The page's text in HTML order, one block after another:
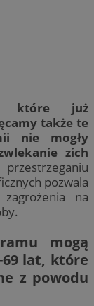
które już
także te
nie mogły
zich
pozwala
na
mogą
69 lat, które
z powodu